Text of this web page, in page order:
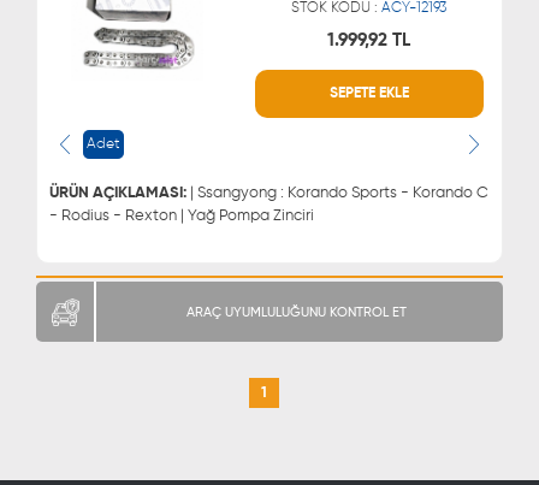
STOK KODU :ACY-12193
1.999,92 TL
SEPETE EKLE
Adet
ÜRÜN AÇIKLAMASI: | Ssangyong : Korando Sports - Korando C
- Rodius - Rexton | Yağ Pompa Zinciri
MÜŞTERİ HİZMETLERİ
ARAÇ UYUMLULUĞUNU KONTROL ET
1